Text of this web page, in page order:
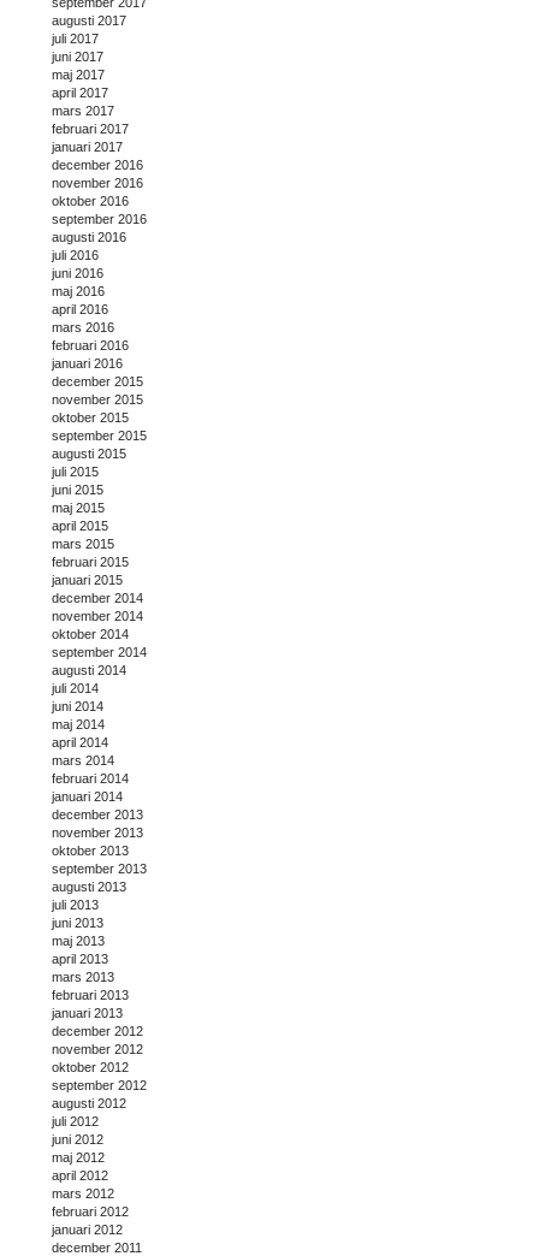
augusti 2017
juli 2017
juni 2017
maj 2017
april 2017
mars 2017
februari 2017
januari 2017
december 2016
november 2016
oktober 2016
september 2016
augusti 2016
juli 2016
juni 2016
maj 2016
april 2016
mars 2016
februari 2016
januari 2016
december 2015
november 2015
oktober 2015
september 2015
augusti 2015
juli 2015
juni 2015
maj 2015
april 2015
mars 2015
februari 2015
januari 2015
december 2014
november 2014
oktober 2014
september 2014
augusti 2014
juli 2014
juni 2014
maj 2014
april 2014
mars 2014
februari 2014
januari 2014
december 2013
november 2013
oktober 2013
september 2013
augusti 2013
juli 2013
juni 2013
maj 2013
april 2013
mars 2013
februari 2013
januari 2013
december 2012
november 2012
oktober 2012
september 2012
augusti 2012
juli 2012
juni 2012
maj 2012
april 2012
mars 2012
februari 2012
januari 2012
december 2011